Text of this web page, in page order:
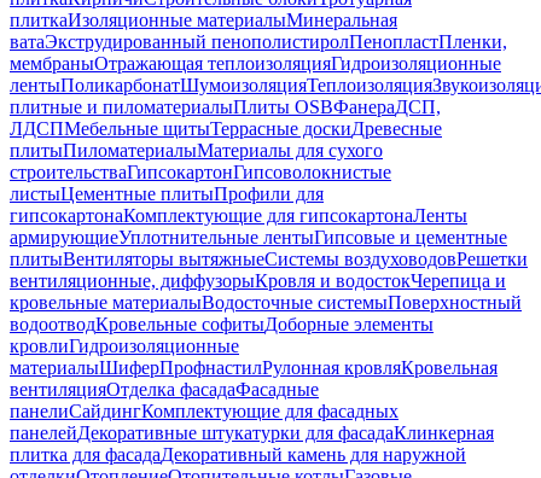
плиткаИзоляционные материалыМинеральная
ватаЭкструдированный пенополистиролПенопластПленки,
мембраныОтражающая теплоизоляцияГидроизоляционные
лентыПоликарбонатШумоизоляцияТеплоизоляция
плитные и пиломатериалыПлиты OSBФанераДСП,
ЛДСПМебельные щитыТеррасные доскиДревесные
плитыПиломатериалыМатериалы для сухого
строительстваГипсокартонГипсоволокнистые
листыЦементные плитыПрофили для
гипсокартонаКомплектующие для гипсокартонаЛенты
армирующиеУплотнительные лентыГипсовые и цементные
плитыВентиляторы вытяжныеСистемы воздуховодовРешетки
вентиляционные, диффузорыКровля и водостокЧерепица и
кровельные материалыВодосточные системыПоверхностный
водоотводКровельные софитыДоборные элементы
кровлиГидроизоляционные
материалыШиферПрофнастилРулонная кровляКровельная
вентиляцияОтделка фасадаФасадные
панелиСайдингКомплектующие для фасадных
панелейДекоративные штукатурки для фасадаКлинкерная
плитка для фасадаДекоративный камень для наружной